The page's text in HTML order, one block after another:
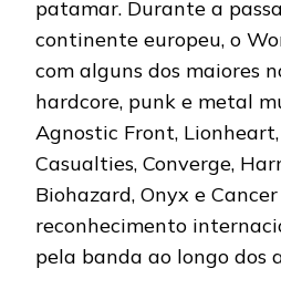
patamar. Durante a
continente europeu, o
com alguns dos maiores
hardcore, punk e metal
Agnostic Front,
Casualties, Converge,
Biohazard, Onyx e
reconhecimento
pela banda ao longo dos